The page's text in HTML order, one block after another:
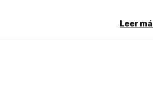
o no, se le cobrará la primera noche
Leer